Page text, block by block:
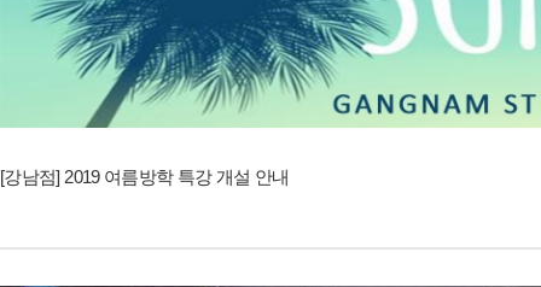
[강남점] 2019 여름방학 특강 개설 안내